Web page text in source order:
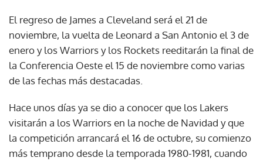
El regreso de James a Cleveland será el 21 de
noviembre, la vuelta de Leonard a San Antonio el 3 de
enero y los Warriors y los Rockets reeditarán la final de
la Conferencia Oeste el 15 de noviembre como varias
de las fechas más destacadas.
Hace unos días ya se dio a conocer que los Lakers
visitarán a los Warriors en la noche de Navidad y que
la competición arrancará el 16 de octubre, su comienzo
más temprano desde la temporada 1980-1981, cuando